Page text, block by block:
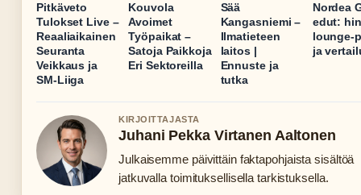
Pitkäveto
Tulokset Live –
Reaaliaikainen
Seuranta
Veikkaus ja
SM-Liiga
Kouvola
Avoimet
Työpaikat –
Satoja Paikkoja
Eri Sektoreilla
Sää
Kangasniemi –
Ilmatieteen
laitos |
Ennuste ja
tutka
Nordea
edut:
lounge-
ja
KIRJOITTAJASTA
Juhani Pekka Virtanen Aaltonen
Julkaisemme päivittäin faktapohjaista sisältöä
jatkuvalla toimituksellisella tarkistuksella.